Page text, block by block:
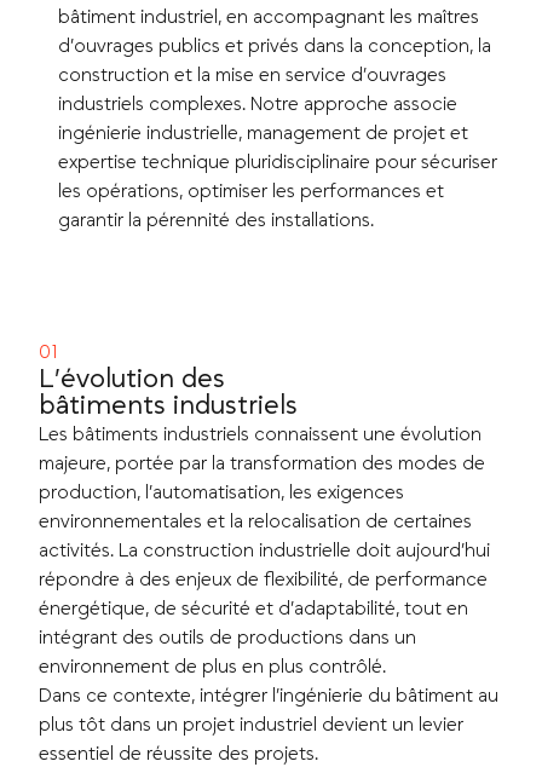
bâtiment industriel, en accompagnant les maîtres
d’ouvrages publics et privés dans la conception, la
construction et la mise en service d’ouvrages
industriels complexes. Notre approche associe
ingénierie industrielle, management de projet et
expertise technique pluridisciplinaire pour sécuriser
les opérations, optimiser les performances et
garantir la pérennité des installations.
L’évolution des
bâtiments industriels
Les bâtiments industriels connaissent une évolution
majeure, portée par la transformation des modes de
production, l’automatisation, les exigences
environnementales et la relocalisation de certaines
activités. La construction industrielle doit aujourd’hui
répondre à des enjeux de flexibilité, de performance
énergétique, de sécurité et d’adaptabilité, tout en
intégrant des outils de productions dans un
environnement de plus en plus contrôlé.
Dans ce contexte, intégrer l’ingénierie du bâtiment au
plus tôt dans un projet industriel devient un levier
essentiel de réussite des projets.